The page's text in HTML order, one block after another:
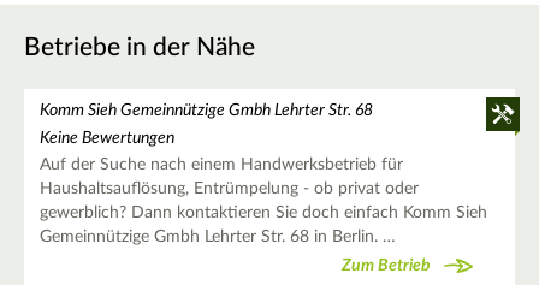
Betriebe in der Nähe
Komm Sieh Gemeinnützige Gmbh Lehrter Str. 68
Keine Bewertungen
Auf der Suche nach einem Handwerksbetrieb für
Haushaltsauflösung, Entrümpelung - ob privat oder
gewerblich? Dann kontaktieren Sie doch einfach Komm Sieh
Gemeinnützige Gmbh Lehrter Str. 68 in Berlin. …
Zum Betrieb